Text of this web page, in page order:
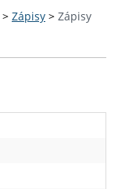
> Zápisy > Zápisy